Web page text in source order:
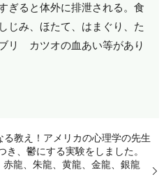
ぎると体外に排泄される。食
じみ、ほたて、はまぐり、た
リ カツオの血あい等があり
教え！アメリカの心理学の先生
、鬱にする実験をしました。
龍、朱龍、黄龍、金龍、銀龍